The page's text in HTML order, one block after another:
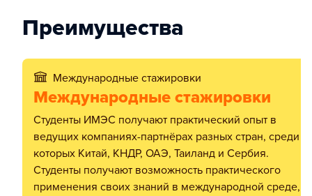
Преимущества
Международные стажировки
Международные стажировки
Студенты ИМЭС получают практический опыт в
ведущих компаниях-партнёрах разных стран, среди
которых Китай, КНДР, ОАЭ, Таиланд и Сербия.
Студенты получают возможность практического
применения своих знаний в международной среде,